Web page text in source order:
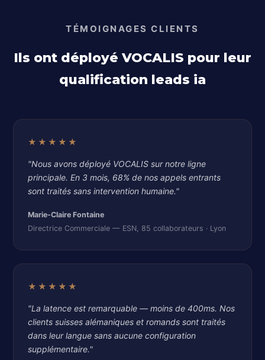
TÉMOIGNAGES CLIENTS
Ils ont déployé VOCALIS pour leur
qualification leads ia
★★★★★
"Nous avons déployé VOCALIS sur notre ligne
principale. En 3 mois, 68% de nos appels entrants
sont traités sans intervention humaine."
Marie-Claire Fontaine
Directrice Commerciale — ESN, 85 collaborateurs · Lyon
★★★★★
"La latence est remarquable — moins de 400ms. Nos
clients suisses alémaniques et romands sont traités
dans leur langue sans aucune configuration
supplémentaire."